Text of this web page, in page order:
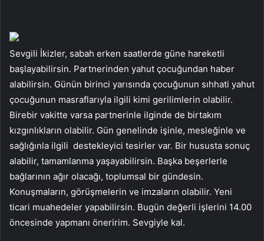
Sevgili İkizler, sabah erken saatlerde güne hareketli
başlayabilirsin. Partnerinden yahut çocuğundan haber
alabilirsin. Günün birinci yarısında çocuğunun sıhhati yahut
çocuğunun masraflarıyla ilgili kimi gerilimlerin olabilir.
Birebir vakitte varsa partnerinle ilginde de birtakım
kızgınlıkların olabilir. Gün genelinde işinle, mesleğinle ve
sağlığınla ilgili destekleyici tesirler var. Bir hususta sonuç
alabilir, tamamlanma yaşayabilirsin. Başka beşerlerle
bağlarının ağır olacağı, toplumsal bir gündesin.
Konuşmaların, görüşmelerin ve imzaların olabilir. Yeni
ticari muahedeler yapabilirsin. Bugün değerli işlerini 14.00
öncesinde yapmanı öneririm. Sevgiyle kal.